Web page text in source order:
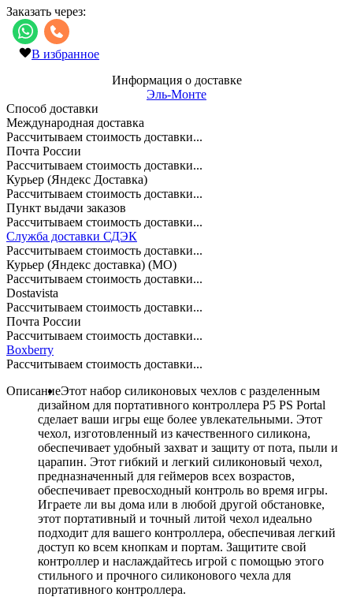
Заказать через:
В избранное
Информация о доставке
Эль-Монте
Способ доставки
Международная доставка
Рассчитываем стоимость доставки...
Почта России
Рассчитываем стоимость доставки...
Курьер (Яндекс Доставка)
Рассчитываем стоимость доставки...
Пункт выдачи заказов
Рассчитываем стоимость доставки...
Служба доставки СДЭК
Рассчитываем стоимость доставки...
Курьер (Яндекс доставка) (МО)
Рассчитываем стоимость доставки...
Dostavista
Рассчитываем стоимость доставки...
Почта России
Рассчитываем стоимость доставки...
Boxberry
Рассчитываем стоимость доставки...
ОписаниеЭтот набор силиконовых чехлов с разделенным
дизайном для портативного контроллера P5 PS Portal
сделает ваши игры еще более увлекательными. Этот
чехол, изготовленный из качественного силикона,
обеспечивает удобный захват и защиту от пота, пыли и
царапин. Этот гибкий и легкий силиконовый чехол,
предназначенный для геймеров всех возрастов,
обеспечивает превосходный контроль во время игры.
Играете ли вы дома или в любой другой обстановке,
этот портативный и точный литой чехол идеально
подходит для вашего контроллера, обеспечивая легкий
доступ ко всем кнопкам и портам. Защитите свой
контроллер и наслаждайтесь игрой с помощью этого
стильного и прочного силиконового чехла для
портативного контроллера.